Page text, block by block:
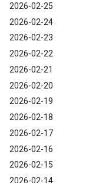
2026-02-25
2026-02-24
2026-02-23
2026-02-22
2026-02-21
2026-02-20
2026-02-19
2026-02-18
2026-02-17
2026-02-16
2026-02-15
2026-02-14